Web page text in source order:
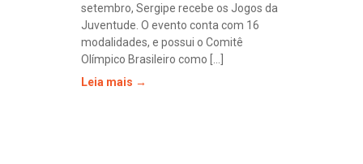
setembro, Sergipe recebe os Jogos da
Juventude. O evento conta com 16
modalidades, e possui o Comitê
Olímpico Brasileiro como [...]
Leia mais →